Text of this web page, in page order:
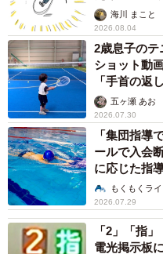
でいった」【
海川 まこと
2026.08.04
2歳息子の
ショット動
「手首の返
五ヶ瀬 あお
2026.07.30
「集団指導
ールで入会
に応じた指
祉士が解説
もくもくラ
2026.07.29
「2」「指
電光掲示板